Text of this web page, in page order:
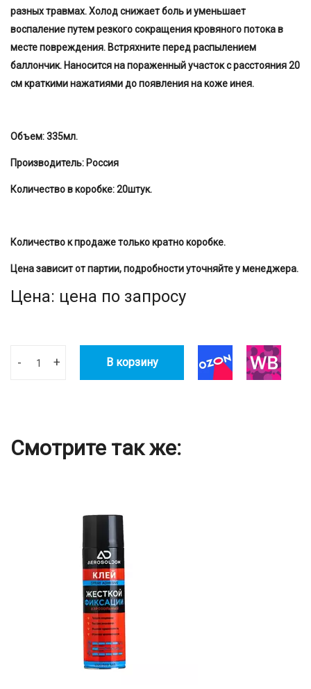
разных травмах. Холод снижает боль и уменьшает
воспаление путем резкого сокращения кровяного потока в
месте повреждения. Встряхните перед распылением
баллончик. Наносится на пораженный участок с расстояния 20
см краткими нажатиями до появления на коже инея.
Объем: 335мл.
Производитель: Россия
Количество в коробке: 20штук.
Количество к продаже только кратно коробке.
Цена зависит от партии, подробности уточняйте у менеджера.
Цена: цена по запросу
- + В корзину
Смотрите так же: